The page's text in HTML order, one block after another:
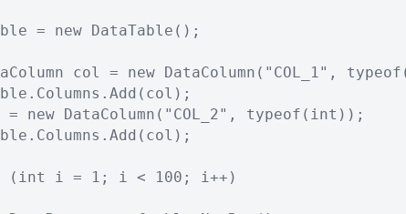
= new DataTable();
col = new DataColumn("COL_1",
= new DataColumn("COL_2", typeof(int));
(int i = 1; i < 100; i++)